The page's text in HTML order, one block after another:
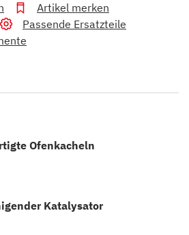
Artikel merken
Passende Ersatzteile
Ofenkacheln
Katalysator